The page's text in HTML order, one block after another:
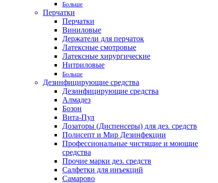
Больше
Перчатки
Перчатки
Виниловые
Держатели для перчаток
Латексные смотровые
Латексные хирургические
Нитриловые
Больше
Дезинфицирующие средства
Дезинфицирующие средства
Алмадез
Бозон
Вита-Пул
Дозаторы (Диспенсеры) для дез. средств
Полисепт и Мир Дезинфекции
Профессиональные чистящие и моющие
средства
Прочие марки дез. средств
Салфетки для инъекций
Самарово